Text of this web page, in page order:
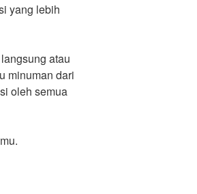
yang lebih
atau
minuman dari
oleh semua